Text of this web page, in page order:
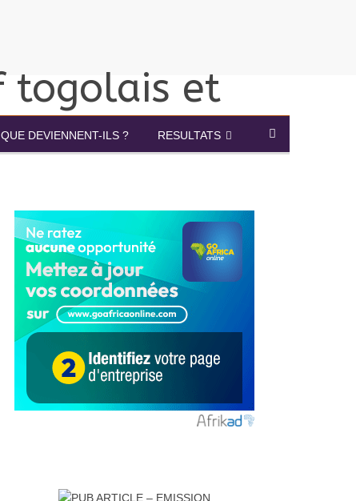
QUE DEVIENNENT-ILS ? RESULTATS